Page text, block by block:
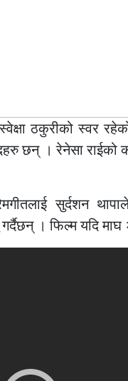
स्वेक्षा ठकुरीको स्वर
छन् । रेनेसा राईको
सुर्दशन
। फिल्म यदि